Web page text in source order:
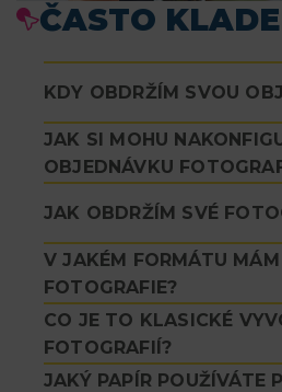
ČASTO
KDY OBDRŽÍM SVOU
JAK SI MOHU
OBJEDNÁVKU
JAK OBDRŽÍM SVÉ
V JAKÉM FORMÁTU
FOTOGRAFIE?
CO JE TO KLASICKÉ
FOTOGRAFIÍ?
JAKÝ PAPÍR POUŽÍVÁTE